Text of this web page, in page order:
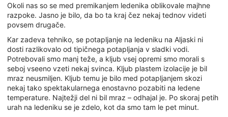
Okoli nas so se med premikanjem ledenika oblikovale majhne
razpoke. Jasno je bilo, da bo ta kraj čez nekaj tednov videti
povsem drugače.
Kar zadeva tehniko, se potapljanje na ledeniku na Aljaski ni
dosti razlikovalo od tipičnega potapljanja v sladki vodi.
Potrebovali smo manj teže, a kljub vsej opremi smo morali s
seboj vseeno vzeti nekaj svinca. Kljub plastem izolacije je bil
mraz neusmiljen. Kljub temu je bilo med potapljanjem skozi
nekaj tako spektakularnega enostavno pozabiti na ledene
temperature. Najtežji del ni bil mraz – odhajal je. Po skoraj petih
urah na ledeniku se je zdelo, kot da smo tam le pet minut.